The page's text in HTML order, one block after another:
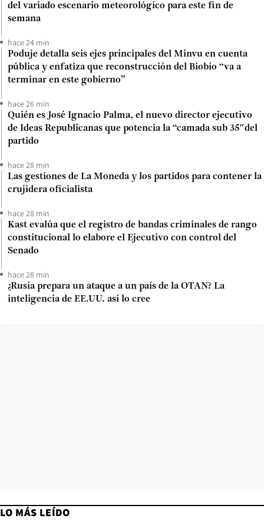
del variado escenario meteorológico para este fin de
semana
hace 24 min
Poduje detalla seis ejes principales del Minvu en cuenta
pública y enfatiza que reconstrucción del Biobío “va a
terminar en este gobierno”
hace 26 min
Quién es José Ignacio Palma, el nuevo director ejecutivo
de Ideas Republicanas que potencia la “camada sub 35″del
partido
hace 28 min
Las gestiones de La Moneda y los partidos para contener la
crujidera oficialista
hace 28 min
Kast evalúa que el registro de bandas criminales de rango
constitucional lo elabore el Ejecutivo con control del
Senado
hace 28 min
¿Rusia prepara un ataque a un país de la OTAN? La
inteligencia de EE.UU. así lo cree
LO MÁS LEÍDO